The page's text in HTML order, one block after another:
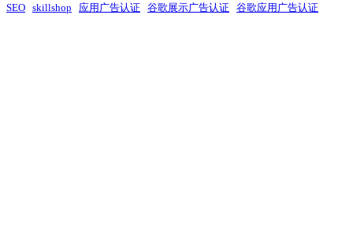
SEO skillshop 应用广告认证 谷歌展示广告认证 谷歌应用广告认证